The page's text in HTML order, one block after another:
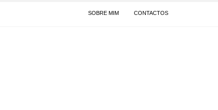
SOBRE MIM CONTACTOS